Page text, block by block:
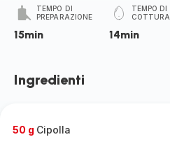
TEMPO DI
PREPARAZIONE
15min
TEMPO DI
COTTURA
14min
Ingredienti
50 g Cipolla